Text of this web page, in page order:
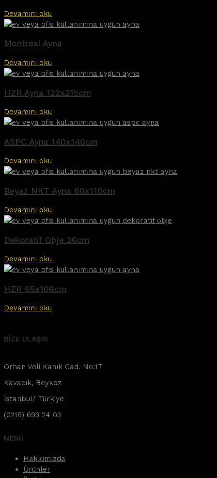
Devamını oku
Montreal Ayna
Devamını oku
HZR Ayna 122x215cm
Devamını oku
ASPC Ayna 140x140cm
Devamını oku
Beyaz NKT Ayna 60x110cm
Devamını oku
Dekoratif Obje 26cm
Devamını oku
HZR 65x106cm
Devamını oku
BİZE ULAŞIN
Orhan Veli Kanık Cad. No:17
Kavacık, Beykoz
İstanbul/ Türkiye
(0216) 693 24 03
MENÜ
Hakkımızda
Ürünler